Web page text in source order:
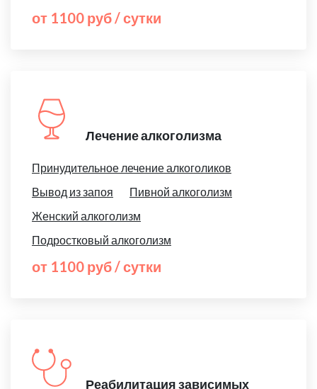
от 1100 руб / сутки
Лечение алкоголизма
Принудительное лечение алкоголиков
Вывод из запоя
Пивной алкоголизм
Женский алкоголизм
Подростковый алкоголизм
от 1100 руб / сутки
Реабилитация зависимых